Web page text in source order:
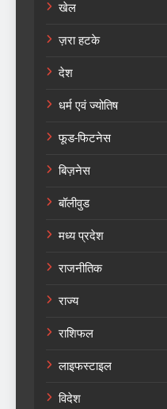
खेल
ज़रा हटके
देश
धर्म एवं ज्योतिष
फूड-फिटनेस
बिज़नेस
बॉलीवुड
मध्य प्रदेश
राजनीतिक
राज्य
राशिफल
लाइफस्टाइल
विदेश